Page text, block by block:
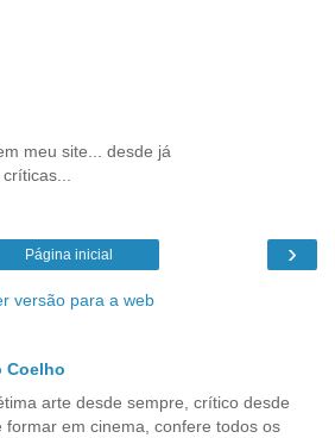
meu site... desde já
›
Página inicial
versão para a web
Coelho
arte desde sempre, crítico desde
formar em cinema, confere todos os